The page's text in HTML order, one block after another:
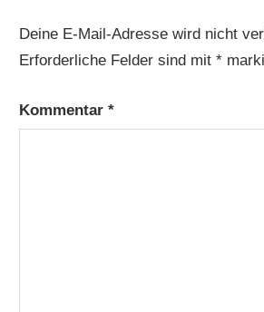
Deine E-Mail-Adresse wird nicht
Erforderliche Felder sind mit*
Kommentar*